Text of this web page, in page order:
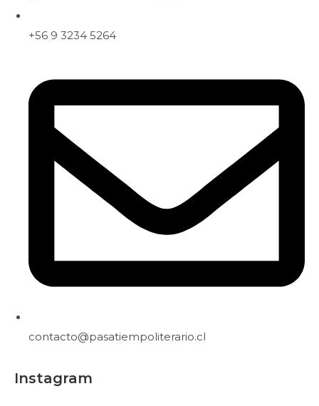
+56 9 3234 5264
contacto@pasatiempoliterario.cl
Instagram